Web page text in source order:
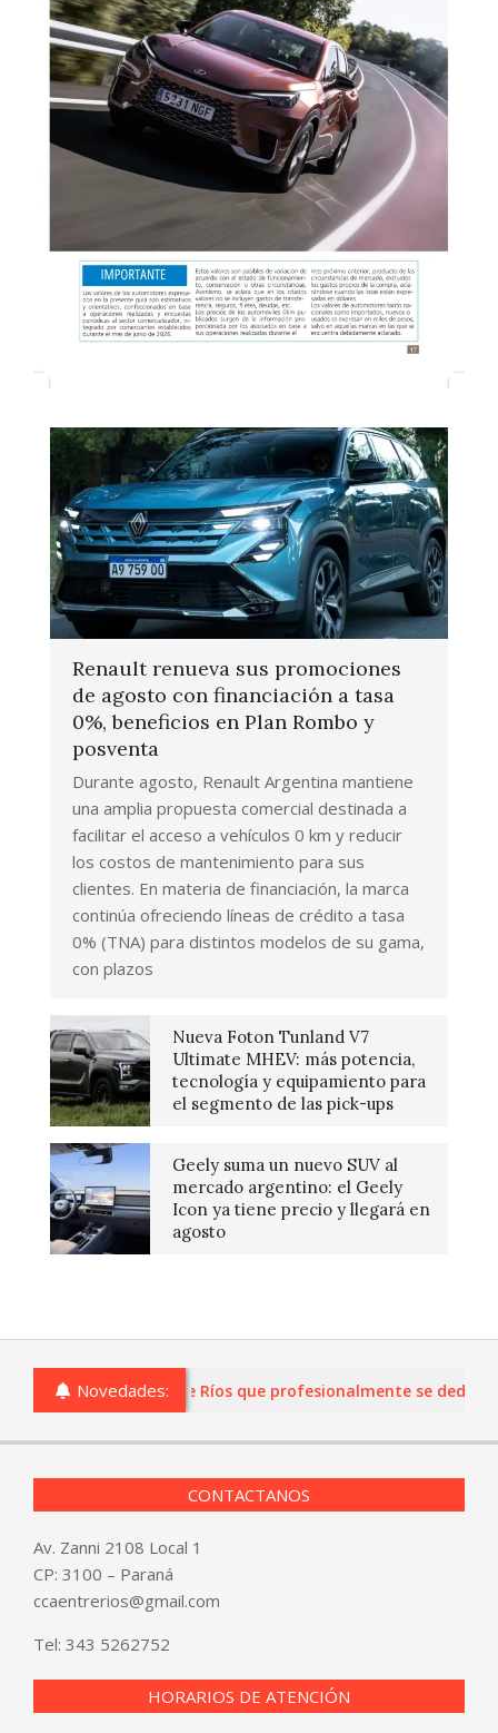
Renault renueva sus promociones
de agosto con financiación a tasa
0%, beneficios en Plan Rombo y
posventa
Durante agosto, Renault Argentina mantiene
una amplia propuesta comercial destinada a
facilitar el acceso a vehículos 0 km y reducir
los costos de mantenimiento para sus
clientes. En materia de financiación, la marca
continúa ofreciendo líneas de crédito a tasa
0% (TNA) para distintos modelos de su gama,
con plazos
Nueva Foton Tunland V7
Ultimate MHEV: más potencia,
tecnología y equipamiento para
el segmento de las pick-ups
Geely suma un nuevo SUV al
mercado argentino: el Geely
Icon ya tiene precio y llegará en
agosto
Novedades:
o comercios de Entre Ríos que profesionalmente se
CONTACTANOS
Av. Zanni 2108 Local 1
CP: 3100 – Paraná
ccaentrerios@gmail.com
Tel: 343 5262752
HORARIOS DE ATENCIÓN